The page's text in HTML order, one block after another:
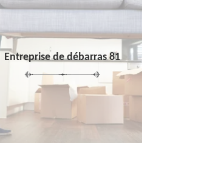
Entreprise de débarras 81